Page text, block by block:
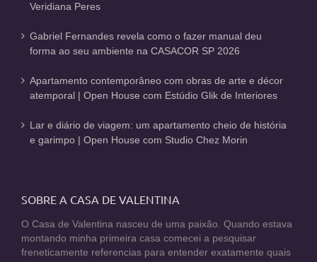
Veridiana Peres
Gabriel Fernandes revela como o fazer manual deu
forma ao seu ambiente na CASACOR SP 2026
Apartamento contemporâneo com obras de arte e décor
atemporal | Open House com Estúdio Glik de Interiores
Lar e diário de viagem: um apartamento cheio de história
e garimpo | Open House com Studio Chez Morin
SOBRE A CASA DE VALENTINA
O Casa de Valentina nasceu de uma paixão. Quando estava
montando minha primeira casa comecei a pesquisar
freneticamente referencias para entender exatamente quais